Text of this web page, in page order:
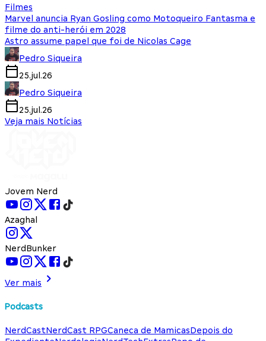
Filmes
Marvel anuncia Ryan Gosling como Motoqueiro Fantasma e
filme do anti-herói em 2028
Astro assume papel que foi de Nicolas Cage
Pedro Siqueira
25.jul.26
Pedro Siqueira
25.jul.26
Veja mais Notícias
Jovem Nerd
Azaghal
NerdBunker
Ver mais
Podcasts
NerdCastNerdCast RPGCaneca de MamicasDepois do